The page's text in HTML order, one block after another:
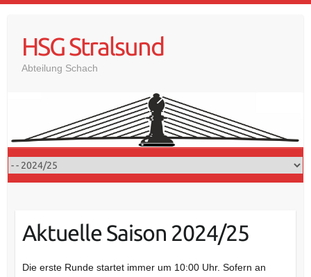
contentHSG Stralsund
Abteilung Schach
Aktuelle Saison 2024/25
Die erste Runde startet immer um 10:00 Uhr. Sofern an